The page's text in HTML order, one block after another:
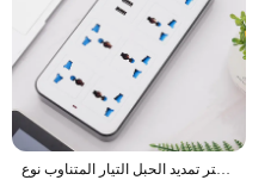
قوة متعددة الحنفية المكونات العالمية الاتحاد الأوروبي الولايات المتحدة المملكة المتحدة منفذ قطاع الطاقة مع 1.8 متر تمديد الحبل التيار المتناوب نوع C منفذ USB تهمة المقبس الكهربائي